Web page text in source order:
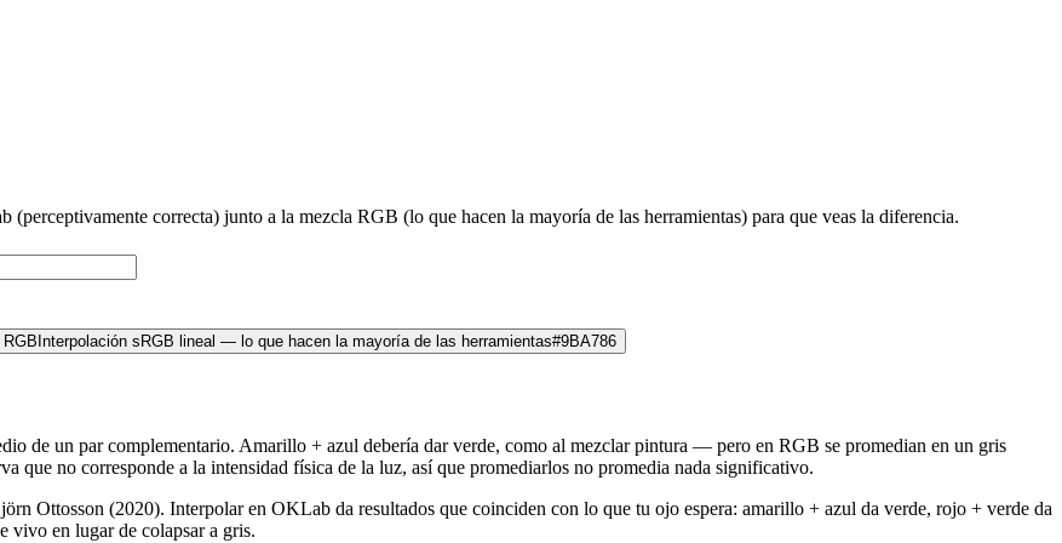
correcta) junto a la mezcla RGB (lo que hacen la mayoría de las herramientas) para que veas la diferencia.
Interpolación sRGB lineal — lo que hacen la mayoría de las herramientas#9BA786
de un par complementario. Amarillo + azul debería dar verde, como al mezclar pintura — pero en RGB se promedian en un gris
que no corresponde a la intensidad física de la luz, así que promediarlos no promedia nada significativo.
Ottosson (2020). Interpolar en OKLab da resultados que coinciden con lo que tu ojo espera: amarillo + azul da verde, rojo + verde da
vivo en lugar de colapsar a gris.